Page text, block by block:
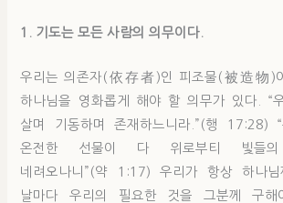
1. 기도는 모든 사람의 의무이다.
우리는 의존자(依存者)인 피조물(被造物)
하나님을 영화롭게 해야 할 의무가 있다. “
살며 기동하며 존재하느니라.”(행 17:28)
온전한 선물이 다 위로부티 빛들의
네려오나니”(약 1:17) 우리가 항상 하나
날마다 우리의 필요한 것을 그분께 구해